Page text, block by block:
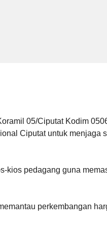
05/Ciputat Kodim
Ciputat untuk menjaga
kios pedagang guna
perkembangan